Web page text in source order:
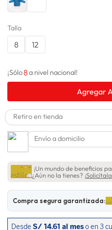
9. terrex
10.
Talla
8 12
¡Sólo8a nivel nacional!
Agregar
Retiro en tienda
Envío a domicilio
¡Un mundo de beneficios
¿Aún no la tienes?
Compra segura garantizada: